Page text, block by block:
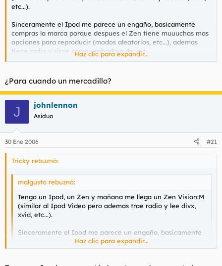
etc...).
Sinceramente el Ipod me parece un engaño, basicamente
compras la marca porque despues el Zen tiene muuuchas mas
opciones para reproducir (modos aleatorios, etc...), ademas
tiene radio y sirve como grabadora de voz.
Por cierto, hablas de software infernal... El puto Itunes de los
cojones si que es un infierno...
Haz clic para expandir...
¿Para cuando un mercadillo?
J johnlennon
Asiduo
30 Ene 2006 #21
Tricky rebuznó:
malgusto rebuznó:
Tengo un Ipod, un Zen y mañana me llega un Zen Vision:M
(similar al Ipod Video pero ademas trae radio y lee divx,
xvid, etc...).
Sinceramente el Ipod me parece un engaño, basicamente
compras la marca porque despues el Zen tiene muuuchas
mas opciones para reproducir (modos aleatorios, etc...),
Haz clic para expandir...